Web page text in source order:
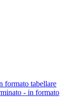
formato tabellare
- in formato